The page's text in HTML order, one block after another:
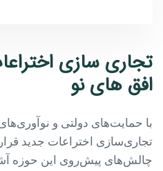
تجاری سازی
افق های نو
با حمایت‌های دولتی و نوآوری‌های
تجاری‌سازی اختراعات جدید
چالش‌های پیش‌روی این حوزه